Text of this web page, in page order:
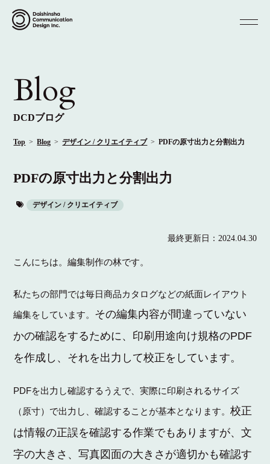
Blog
DCDブログ
Top Blog デザイン / クリエイティブ PDFの原寸出力と分割出力
PDFの原寸出力と分割出力
デザイン / クリエイティブ
最終更新日： 2024.04.30
こんにちは。編集制作の林です。
私たちの部門では毎日商品カタログなどの紙面レイアウト
編集をしています。 その編集内容が間違っていない
かの確認をするために、 印刷用途向け規格のPDF
を作成し、それを出力して校正をしています。
PDFを出力し確認するうえで、実際に印刷されるサイズ
（原寸）で出力し、確認することが基本となります。校正
は情報の正誤を確認する作業でもありますが、文
字の大きさ、写真図面の大きさが適切かも確認す